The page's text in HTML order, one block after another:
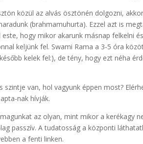
közül az alvás ösztönén dolgozni,
(brahmamuhurta). Ezzel azt is
hogy mikor akarunk másnap felkelni
keljünk fel. Swami Rama a 3-5 óra
kelek fel:), de tény, hogy ezt néha
szintje van, hol vagyunk éppen most?
nak hívják.
az olyan, mint mikor a kerékagy
passzív. A tudatosság a központi
a fenti linken.